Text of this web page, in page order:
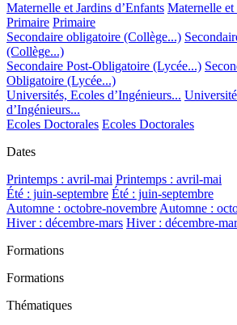
Maternelle et Jardins d’Enfants Maternelle et
Primaire Primaire
Secondaire obligatoire (Collège...)
(Collège...)
Secondaire Post-Obligatoire (Lycée...)
Obligatoire (Lycée...)
Universités, Ecoles d’Ingénieurs...
d’Ingénieurs...
Ecoles Doctorales Ecoles Doctorales
Dates
Printemps : avril-mai Printemps : avril-mai
Été : juin-septembre Été : juin-septembre
Automne : octobre-novembreAutomne :
Hiver : décembre-mars Hiver : décembre-
Formations
Formations
Thématiques